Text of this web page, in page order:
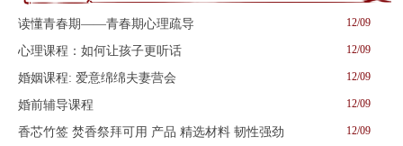
读懂青春期——青春期心理疏导 12/09
心理课程：如何让孩子更听话 12/09
婚姻课程: 爱意绵绵夫妻营会 12/09
婚前辅导课程 12/09
香芯竹签 焚香祭拜可用 产品 精选材料 韧性强劲 12/09